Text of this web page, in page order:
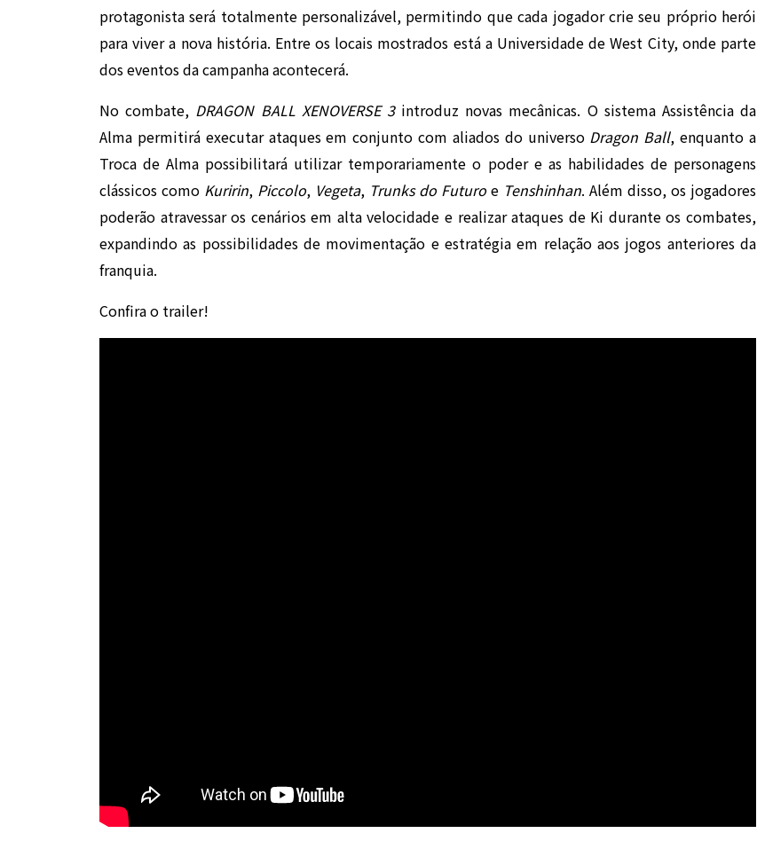
protagonista será totalmente personalizável, permitindo que cada jogador crie seu próprio herói
para viver a nova história. Entre os locais mostrados está a Universidade de West City, onde parte
dos eventos da campanha acontecerá.
No combate, DRAGON BALL XENOVERSE 3introduz novas mecânicas. O sistema Assistência da
Alma permitirá executar ataques em conjunto com aliados do universo Dragon Ball, enquanto a
Troca de Alma possibilitará utilizar temporariamente o poder e as habilidades de personagens
clássicos como Kuririn, Piccolo, Vegeta, Trunks do Futuroe Tenshinhan. Além disso, os jogadores
poderão atravessar os cenários em alta velocidade e realizar ataques de Ki durante os combates,
expandindo as possibilidades de movimentação e estratégia em relação aos jogos anteriores da
franquia.
Confira o trailer!